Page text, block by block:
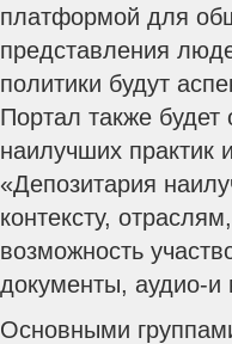
платформой для
представления
политики будут
Портал также
наилучших практик
«Депозитария
контексту,
возможность
документы, аудио-и
Основными